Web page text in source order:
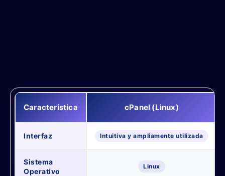
Característica cPanel (Linux)
Interfaz Intuitiva y ampliamente utilizada
Sistema
Operativo
Linux